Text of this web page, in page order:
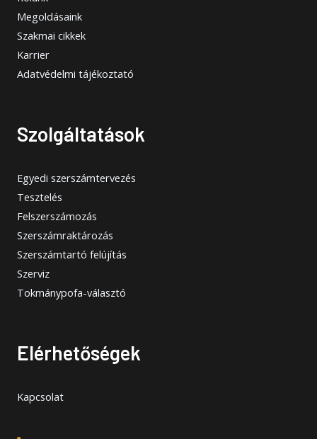
Megoldásaink
Szakmai cikkek
Karrier
Adatvédelmi tájékoztató
Szolgáltatások
Egyedi szerszámtervezés
Tesztelés
Felszerszámozás
Szerszámraktározás
Szerszámtartó felújítás
Szerviz
Tokmánypofa-választó
Elérhetőségek
Kapcsolat